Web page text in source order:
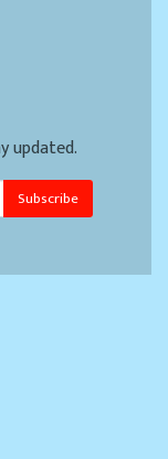
updated.
Subscribe